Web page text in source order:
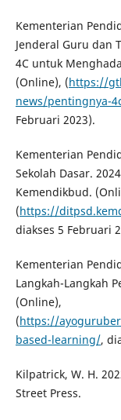
Kementerian
Jenderal Guru dan
4C untuk
(Online), (https://
news/pentingnya-
Februari 2023).
Kementerian
Sekolah Dasar.
Kemendikbud.
(https://
diakses 5 Februari
Kementerian
Langkah-Langkah
(Online),
(https://
based-learning/,
Kilpatrick, W. H.
Street Press.